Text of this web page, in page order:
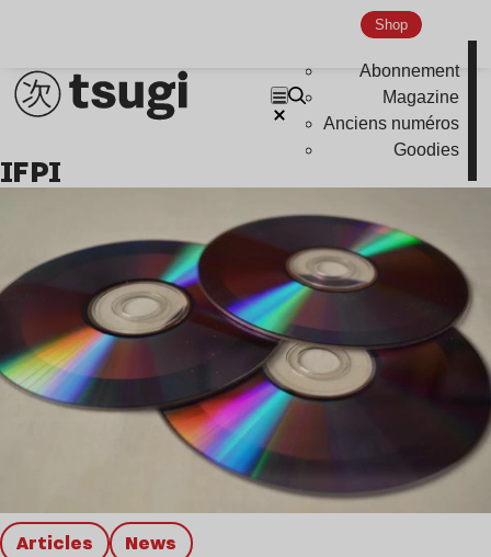
Shop
Abonnement
Magazine
Anciens numéros
Goodies
IFPI
Articles news